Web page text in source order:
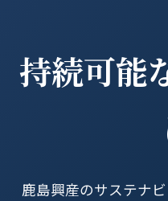
持続可能
鹿島興産のサステナ